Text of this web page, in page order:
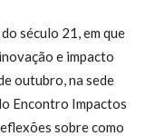
século 21, em que
e impacto
outubro, na sede
Encontro Impactos
sobre como